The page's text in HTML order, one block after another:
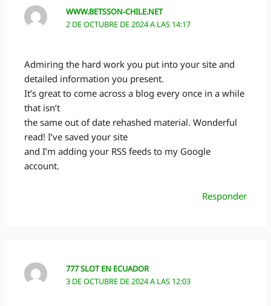
WWW.BETSSON-CHILE.NET
2 DE OCTUBRE DE 2024 A LAS 14:17
Admiring the hard work you put into your site and
detailed information you present.
It’s great to come across a blog every once in a while
that isn’t
the same out of date rehashed material. Wonderful
read! I’ve saved your site
and I’m adding your RSS feeds to my Google
account.
Responder
777 SLOT EN ECUADOR
3 DE OCTUBRE DE 2024 A LAS 12:03